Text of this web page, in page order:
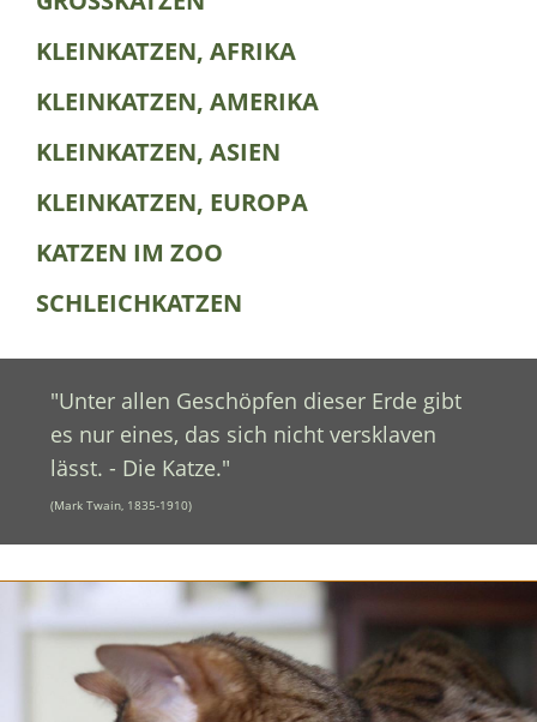
KLEINKATZEN, AFRIKA
KLEINKATZEN, AMERIKA
KLEINKATZEN, ASIEN
KLEINKATZEN, EUROPA
KATZEN IM ZOO
SCHLEICHKATZEN
"Unter allen Geschöpfen dieser Erde gibt
es nur eines, das sich nicht versklaven
lässt. - Die Katze."
(Mark Twain, 1835-1910)